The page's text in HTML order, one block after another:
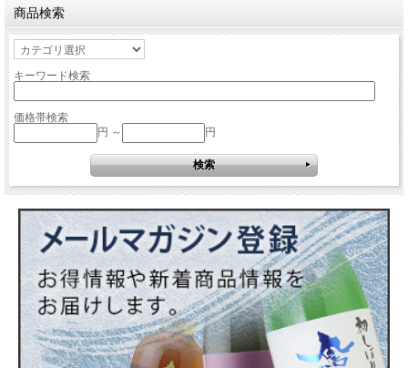
商品検索
キーワード検索
価格帯検索
円 ～
円